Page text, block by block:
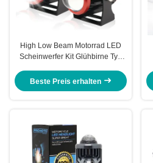
High Low Beam Motorrad LED
Scheinwerfer Kit Glühbirne Typ
Glühbirne
Beste Preis erhalten